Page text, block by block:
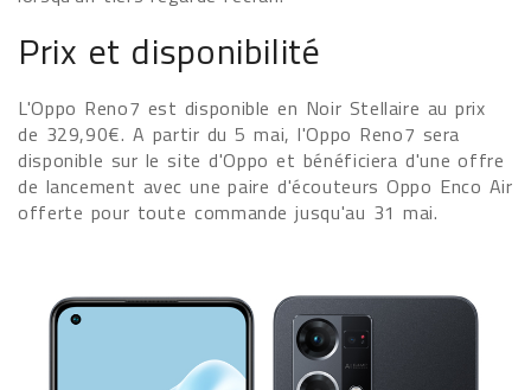
Prix et disponibilité
L'Oppo Reno7 est disponible en Noir Stellaire au prix
de 329,90€. A partir du 5 mai, l'Oppo Reno7 sera
disponible sur le site d'Oppo et bénéficiera d'une offre
de lancement avec une paire d'écouteurs Oppo Enco Air
offerte pour toute commande jusqu'au 31 mai.